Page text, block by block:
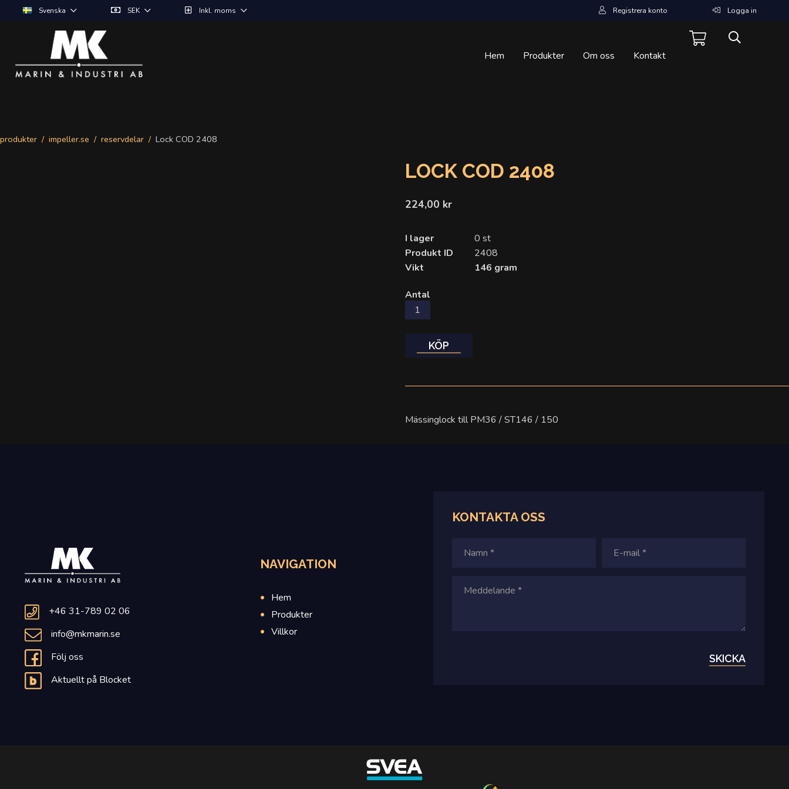
Svenska SEK Inkl. moms Registrera konto Logga in
Hem Produkter Om oss Kontakt
produkter impeller.se reservdelar Lock COD 2408
LOCK COD 2408
224,00 kr
I lager
0 st
Produkt ID
2408
Vikt
146 gram
Antal
KÖP
Mässinglock till PM36 / ST146 / 150
+46 31-789 02 06
info@mkmarin.se
Följ oss
Aktuellt på Blocket
NAVIGATION
Hem
Produkter
Villkor
KONTAKTAOSS
SKICKA